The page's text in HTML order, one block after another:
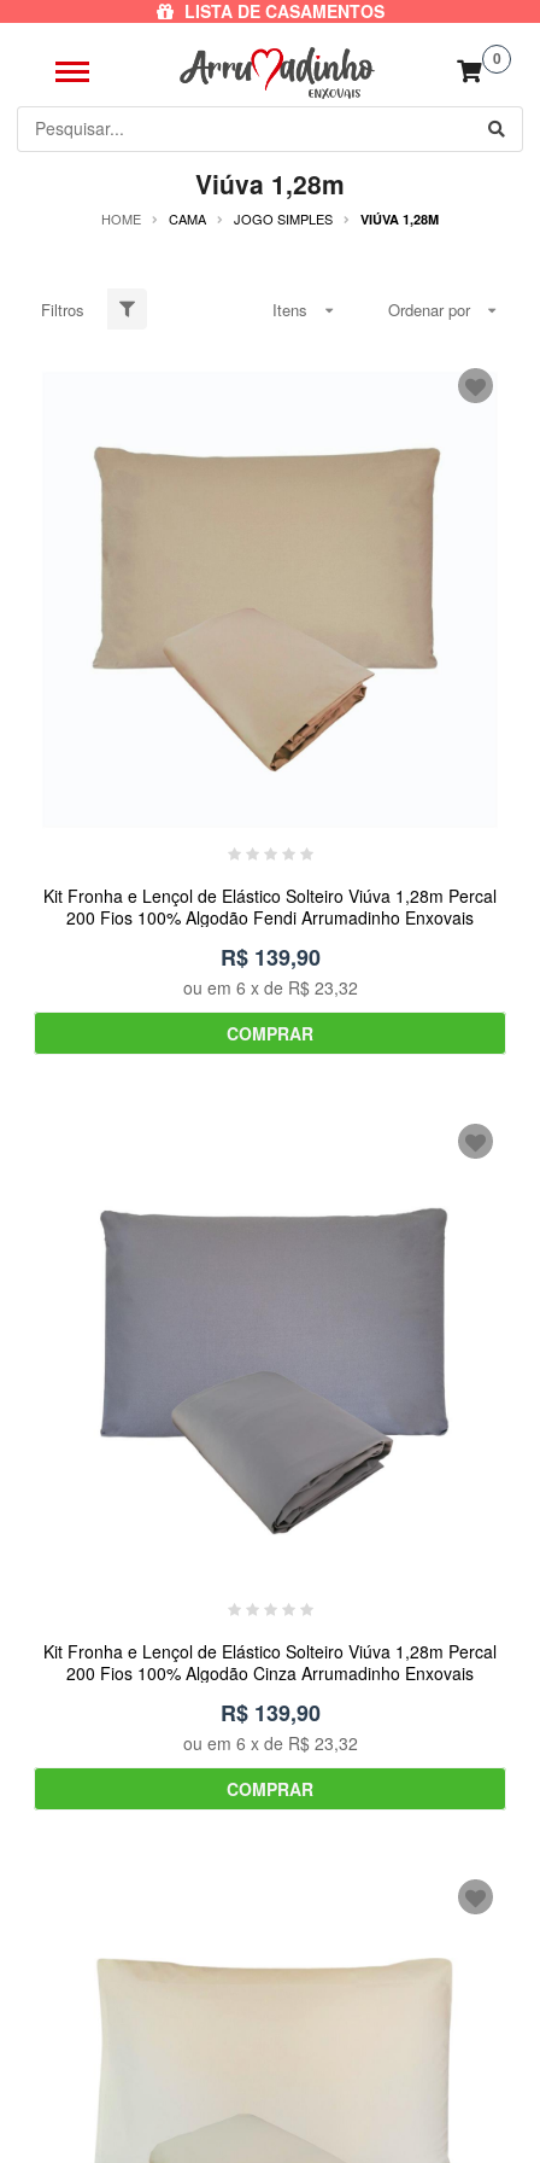
LISTA DE CASAMENTOS
0
Viúva 1,28m
HOME CAMA JOGO SIMPLES VIÚVA 1,28M
Filtros Itens Ordenar por
Kit Fronha e Lençol de Elástico Solteiro Viúva 1,28m Percal
200 Fios 100% Algodão Fendi Arrumadinho Enxovais
R$ 139,90
ou em 6 x de R$ 23,32
COMPRAR
Kit Fronha e Lençol de Elástico Solteiro Viúva 1,28m Percal
200 Fios 100% Algodão Cinza Arrumadinho Enxovais
R$ 139,90
ou em 6 x de R$ 23,32
COMPRAR